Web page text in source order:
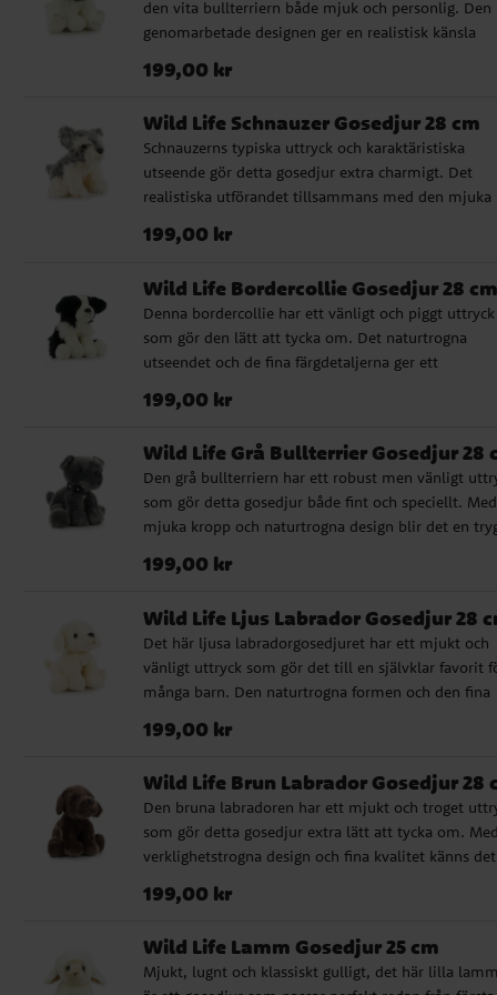
hög kvalitet ✔️ Godkänd för spädbarn från 0
✔️ Storlek: 28 cm
den vita bullterriern både mjuk och personlig. Den
genomarbetade designen ger en realistisk känsla
små barn. Ett fint val för den som vill ge bort ett
som present till dop och babyshower som till
vardagsmys hemma. ✔️ Naturtroget gosedjur med
kvalitet ✔️ Godkänd för spädbarn från 0 månader ✔️
Storlek: 28 cm
Pris: 199,00 kr
199,00 kr
Wild Life Schnauzer Gosedjur 28 cm
Schnauzerns typiska uttryck och karaktäristiska
utseende gör detta gosedjur extra charmigt. Det
realistiska utförandet tillsammans med den mjuka
här är en uppskattad present till barnfamiljer,
med naturtrogen känsla. Särskilt fint att ge bort vid
dop eller babyshower. ✔️ Naturtroget gosedjur med
hög kvalitet ✔️ Godkänd för spädbarn från 0
✔️ Storlek: 28 cm
Pris: 199,00 kr
199,00 kr
Wild Life Bordercollie Gosedjur 28 cm
Denna bordercollie har ett vänligt och piggt uttryck
som gör den lätt att tycka om. Det naturtrogna
utseendet och de fina färgdetaljerna ger ett
mjukt och fint gosedjur som passar perfekt som
bort något omtänksamt, som babyshower, dop
födelsedag. ✔️ Naturtroget gosedjur med hög
✔️ Godkänd för spädbarn från 0 månader ✔️
cm
Pris: 199,00 kr
199,00 kr
Wild Life Grå Bullterrier Gosedjur 28
Den grå bullterriern har ett robust men vänligt
som gör detta gosedjur både fint och speciellt.
mjuka kropp och naturtrogna design blir det en
som present när du vill välja ett gosedjur som känns
mjukhet eller kvalitet. ✔️ Naturtroget gosedjur med
hög kvalitet ✔️ Godkänd för spädbarn från 0
✔️ Storlek: 28 cm
Pris: 199,00 kr
199,00 kr
Wild Life Ljus Labrador Gosedjur 28
Det här ljusa labradorgosedjuret har ett mjukt och
vänligt uttryck som gör det till en självklar favorit
många barn. Den naturtrogna formen och den fina
present till den som älskar hundar eller till den lilla
till dop, babyshower och andra omtänksamma
✔️ Naturtroget gosedjur med hög kvalitet ✔️
för spädbarn från 0 månader ✔️ Storlek: 28 cm
Pris: 199,00 kr
199,00 kr
Wild Life Brun Labrador Gosedjur 28
Den bruna labradoren har ett mjukt och troget
som gör detta gosedjur extra lätt att tycka om.
verklighetstrogna design och fina kvalitet känns det
val när du söker en present med varm känsla, något
och babyshower där du vill ge bort något mjukt och
hållbart. ✔️ Naturtroget gosedjur med hög kvalitet
Pris: 199,00 kr
199,00 kr
Wild Life Lamm Gosedjur 25 cm
Mjukt, lugnt och klassiskt gulligt, det här lilla